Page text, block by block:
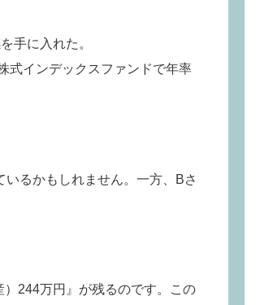
手に入れた。
式インデックスファンドで年率
るかもしれません。一方、Bさ
244万円』が残るのです。この